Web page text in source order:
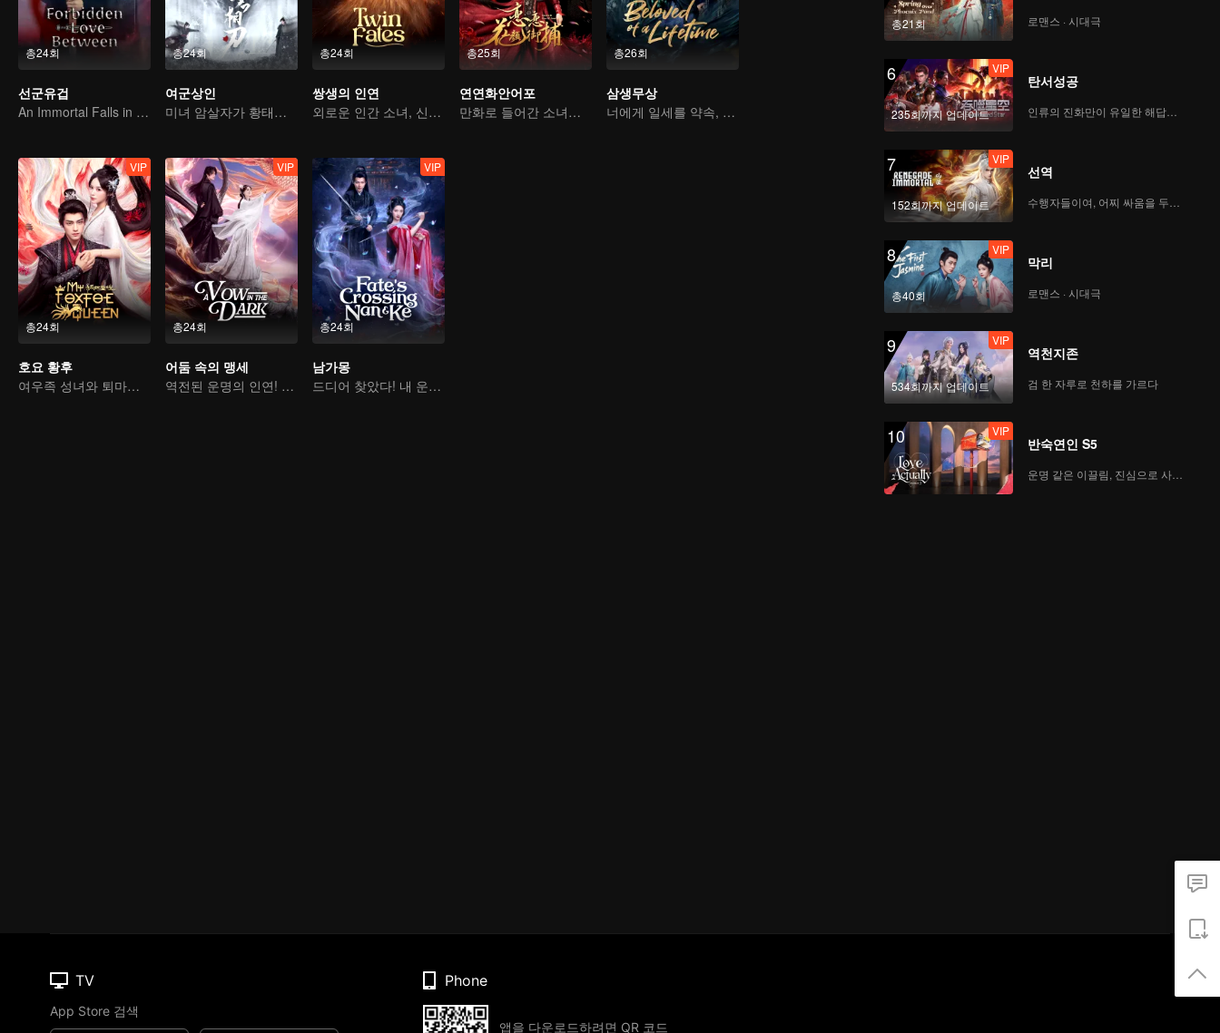
총24회
선군유겁
An Immortal Falls in Love With a Witch
총24회
여군상인
미녀 암살자가 황태자의 마음을 사로잡는다
총24회
쌍생의 인연
외로운 인간 소녀, 신수와의 운명적 계약
총25회
연연화안어포
만화로 들어간 소녀의 4대 미남 공략기
총26회
삼생무상
너에게 일세를 약속, 나에게 삼생을 다오
총24회
VIP
호요 황후
여우족 성녀와 퇴마사의 대결
총24회
VIP
어둠 속의 맹세
역전된 운명의 인연! 마존의 선녀 아내 구애기
총24회
VIP
남가몽
드디어 찾았다! 내 운명, 꿈에서 서방님 득템
총21회 로맨스 · 시대극
6
235회까지 업데이트
VIP
탄서성공
인류의 진화만이 유일한 해답이다
7
152회까지 업데이트
VIP
선역
8
총40회
VIP
막리
로맨스 · 시대극
9
534회까지 업데이트
VIP
역천지존
검 한 자루로 천하를 가르다
10 VIP
반숙연인 S5
운명 같은 이끌림, 진심으로 사랑하다
TV
App Store 검색
Phone
앱을 다운로드하려면 QR 코드